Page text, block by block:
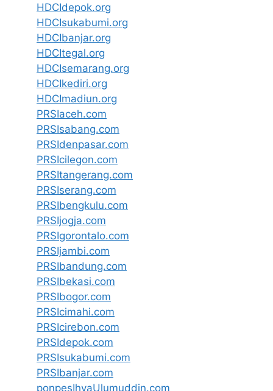
HDCIdepok.org
HDCIsukabumi.org
HDCIbanjar.org
HDCItegal.org
HDCIsemarang.org
HDCIkediri.org
HDCImadiun.org
PRSIaceh.com
PRSIsabang.com
PRSIdenpasar.com
PRSIcilegon.com
PRSItangerang.com
PRSIserang.com
PRSIbengkulu.com
PRSIjogja.com
PRSIgorontalo.com
PRSIjambi.com
PRSIbandung.com
PRSIbekasi.com
PRSIbogor.com
PRSIcimahi.com
PRSIcirebon.com
PRSIdepok.com
PRSIsukabumi.com
PRSIbanjar.com
ponpesIhyaUlumuddin.com